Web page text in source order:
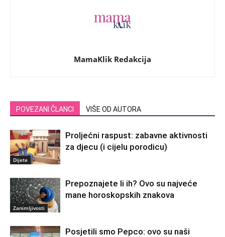
MamaKlik Redakcija
POVEZANI ČLANCI VIŠE OD AUTORA
Dijete
Proljećni raspust: zabavne aktivnosti
za djecu (i cijelu porodicu)
Zanimljivosti
Prepoznajete li ih? Ovo su najveće
mane horoskopskih znakova
Posjetili smo Pepco: ovo su naši